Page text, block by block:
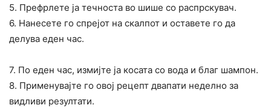
5. Префрлете ја течноста во шише со распрскувач.
6. Нанесете го спрејот на скалпот и оставете го да
делува еден час.
7. По еден час, измијте ја косата со вода и благ шампон.
8. Применувајте го овој рецепт двапати неделно за
видливи резултати.